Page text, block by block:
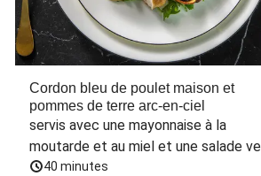
Cordon bleu de poulet maison et
pommes de terre arc-en-ciel
servis avec une mayonnaise à la
moutarde et au miel et une salade
40 minutes